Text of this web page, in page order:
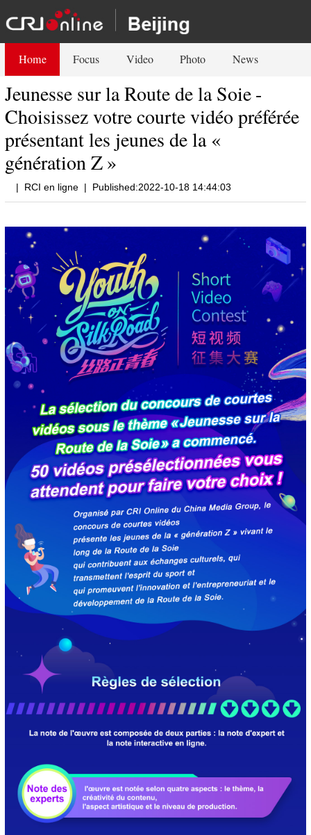
Home Focus Video Photo News
Jeunesse sur la Route de la Soie -
Choisissez votre courte vidéo préférée
présentant les jeunes de la «
génération Z »
| RCI en ligne | Published:2022-10-18 14:44:03